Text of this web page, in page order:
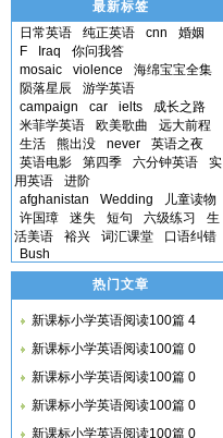
最新标签
日常英语
纯正英语 cnn
婚姻
F
Iraq
你问我答
mosaic
violence
海绵宝宝全集
陨落星辰
游学英语
campaign
car ielts
成长之路
米菲学英语
欧美歌曲
远大前程
生活
熊出没 never
英语之夜
英语电影
第四季 六分钟英语
实
用英语
进阶
afghanistan
Wedding
儿童读物
许国璋
迷失 短句 六级练习
生
活美语
裕兴 词汇课堂
口语纠错
Bush
热门文章
新课标小学英语阅读100篇 4
新课标小学英语阅读100篇 0
新课标小学英语阅读100篇 0
新课标小学英语阅读100篇 0
新课标小学英语阅读100篇 0